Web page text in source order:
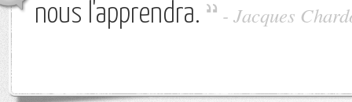
nous l'apprendra.
- Jacques